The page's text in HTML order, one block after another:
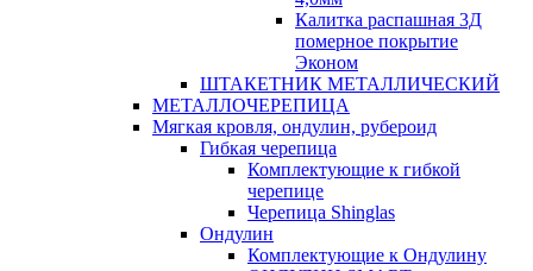
Калитка распашная 3Д
померное покрытие
Эконом
ШТАКЕТНИК МЕТАЛЛИЧЕСКИЙ
МЕТАЛЛОЧЕРЕПИЦА
Мягкая кровля, ондулин, рубероид
Гибкая черепица
Комплектующие к гибкой
черепице
Черепица Shinglas
Ондулин
Комплектующие к Ондулину